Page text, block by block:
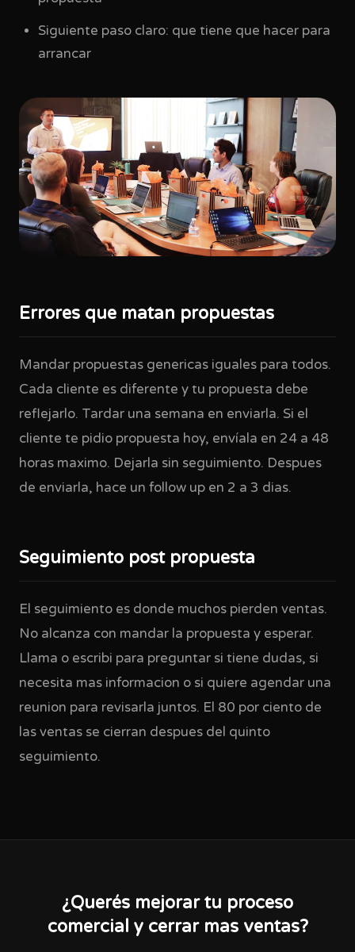
Siguiente paso claro: que tiene que hacer para
arrancar
Errores que matan propuestas
Mandar propuestas genericas iguales para todos.
Cada cliente es diferente y tu propuesta debe
reflejarlo. Tardar una semana en enviarla. Si el
cliente te pidio propuesta hoy, envíala en 24 a 48
horas maximo. Dejarla sin seguimiento. Despues
de enviarla, hace un follow up en 2 a 3 dias.
Seguimiento post propuesta
El seguimiento es donde muchos pierden ventas.
No alcanza con mandar la propuesta y esperar.
Llama o escribi para preguntar si tiene dudas, si
necesita mas informacion o si quiere agendar una
reunion para revisarla juntos. El 80 por ciento de
las ventas se cierran despues del quinto
seguimiento.
¿Querés mejorar tu proceso
comercial y cerrar mas ventas?